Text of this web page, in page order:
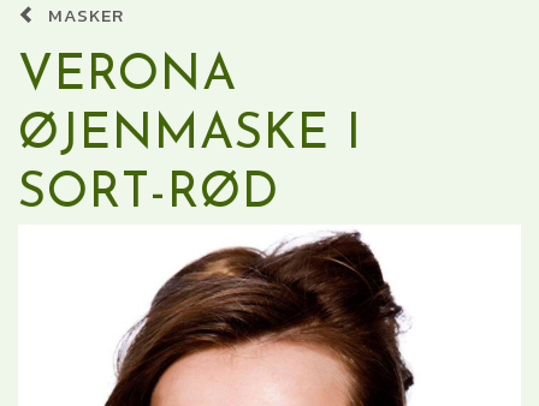
MASKER
VERONA
ØJENMASKE I
SORT-RØD